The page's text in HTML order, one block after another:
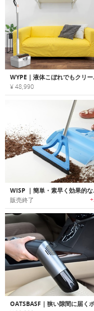
WYPE｜液
¥ 48,990
WISP ｜簡
販売終了